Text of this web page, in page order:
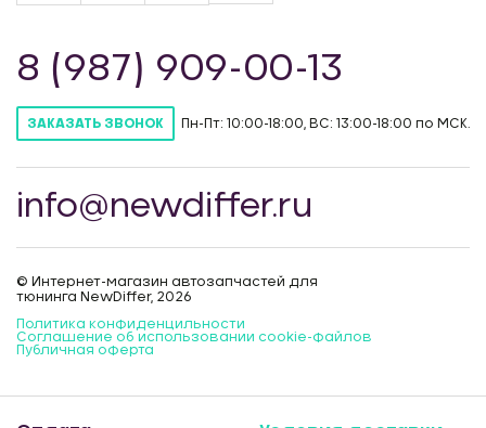
8 (987) 909-00-13
ЗАКАЗАТЬ ЗВОНОК Пн-Пт: 10:00-18:00, ВС: 13:00-18:00 по МСК.
info@newdiffer.ru
© Интернет-магазин автозапчастей для
тюнинга NewDiffer, 2026
Политика конфиденцильности
Соглашение об использовании cookie-файлов
Публичная оферта